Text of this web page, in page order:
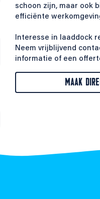
schoon zijn, maar ook
efficiënte
Interesse in laaddock
Neem vrijblijvend
informatie of een
MAAK